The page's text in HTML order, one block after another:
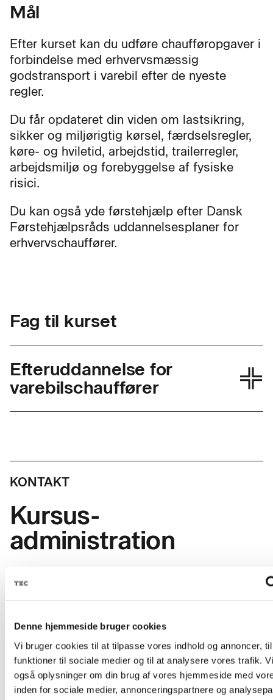
Denne hjemmeside bruger cookies
Vi bruger cookies til at tilpasse vores indhold og annoncer,
funktioner til sociale medier og til at analysere vores trafik.
også oplysninger om din brug af vores hjemmeside med
inden for sociale medier, annonceringspartnere og
Mål
Efter kurset kan du udføre chaufføropgaver i
forbindelse med erhvervsmæssig
godstransport i varebil efter de nyeste
regler.
Du får opdateret din viden om lastsikring,
sikker og miljørigtig kørsel, færdselsregler,
køre- og hviletid, arbejdstid, trailerregler,
arbejdsmiljø og forebyggelse af fysiske
risici.
Du kan også yde førstehjælp efter Dansk
Førstehjælpsråds uddannelsesplaner for
erhvervschauffører.
Fag til kurset
Efteruddannelse for
varebilschauffører
Varighed
2 dage
Timer pr. dag
Indhold
Deltageren kan med denne ajourføring i nyeste
regler, udføre chaufføropgaver i forbindelse med
Deltageren har fået opdateret sin viden om:
ergonomisk korrekt måde
• Principperne i at udføre sikker, defensiv og
miljørigtig transport, med forskellige godstyper
KONTAKT
Kursus-
administration
EMAIL
amukursus@tec.dk
TELEFON
+45 3817 7407